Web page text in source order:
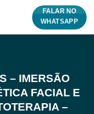
FALAR NO
WHATSAPP
– IMERSÃO
FACIAL E
–